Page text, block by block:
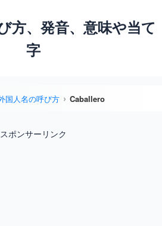
方、発音、意味や当て
字
国人名の呼び方 Caballero
スポンサーリンク